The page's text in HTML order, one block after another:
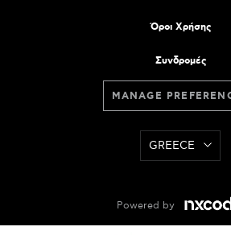
Όροι Χρήσης
Συνδρομές
MANAGE
GREECE
Powered by